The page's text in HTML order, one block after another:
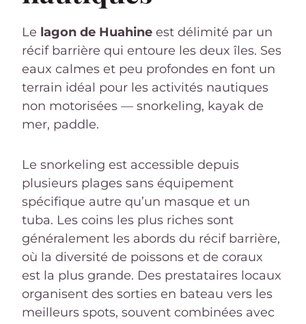
Le lagon de Huahine est délimité par un
récif barrière qui entoure les deux îles. Ses
eaux calmes et peu profondes en font un
terrain idéal pour les activités nautiques
non motorisées — snorkeling, kayak de
mer, paddle.
Le snorkeling est accessible depuis
plusieurs plages sans équipement
spécifique autre qu’un masque et un
tuba. Les coins les plus riches sont
généralement les abords du récif barrière,
où la diversité de poissons et de coraux
est la plus grande. Des prestataires locaux
organisent des sorties en bateau vers les
meilleurs spots, souvent combinées avec